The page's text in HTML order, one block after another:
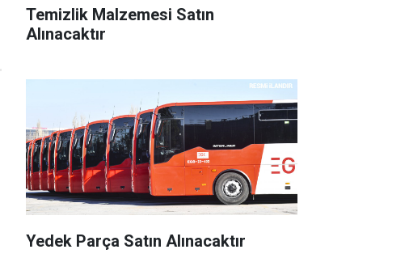
Temizlik Malzemesi Satın
Alınacaktır
Yedek Parça Satın Alınacaktır